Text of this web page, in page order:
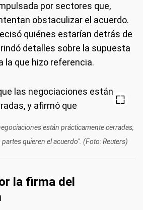
por sectores que,
obstaculizar el acuerdo.
quiénes estarían detrás de
detalles sobre la supuesta
la que hizo referencia.
están prácticamente cerradas,
quieren el acuerdo". (Foto: Reuters)
la firma del